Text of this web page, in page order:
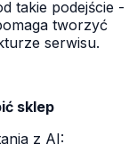
takie podejście -
tworzyć
serwisu.
sklep
z AI: